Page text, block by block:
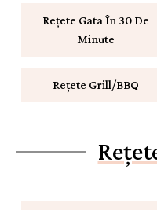
Rețete Gata În 30 De
Minute
Rețete Grill/BBQ